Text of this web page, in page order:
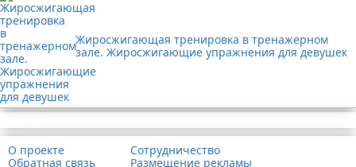
Жиросжигающая тренировка в тренажерном
зале. Жиросжигающие упражнения для девушек
О проекте
Обратная связь
Сотрудничество
Размещение рекламы